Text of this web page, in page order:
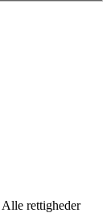
Alle rettigheder